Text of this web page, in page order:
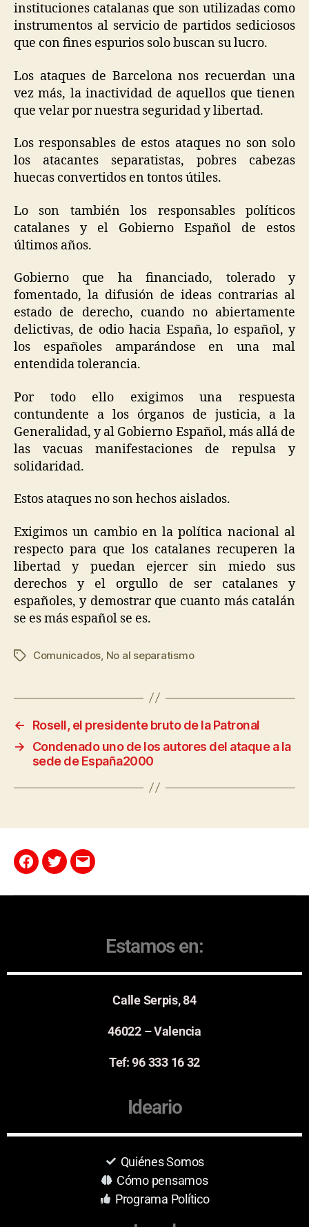
instituciones catalanas que son utilizadas como
instrumentos al servicio de partidos sediciosos
que con fines espurios solo buscan su lucro.
Los ataques de Barcelona nos recuerdan una
vez más, la inactividad de aquellos que tienen
que velar por nuestra seguridad y libertad.
Los responsables de estos ataques no son solo
los atacantes separatistas, pobres cabezas
huecas convertidos en tontos útiles.
Lo son también los responsables políticos
catalanes y el Gobierno Español de estos
últimos años.
Gobierno que ha financiado, tolerado y
fomentado, la difusión de ideas contrarias al
estado de derecho, cuando no abiertamente
delictivas, de odio hacia España, lo español, y
los españoles amparándose en una mal
entendida tolerancia.
Por todo ello exigimos una respuesta
contundente a los órganos de justicia, a la
Generalidad, y al Gobierno Español, más allá de
las vacuas manifestaciones de repulsa y
solidaridad.
Estos ataques no son hechos aislados.
Exigimos un cambio en la política nacional al
respecto para que los catalanes recuperen la
libertad y puedan ejercer sin miedo sus
derechos y el orgullo de ser catalanes y
españoles, y demostrar que cuanto más catalán
se es más español se es.
Comunicados No al separatismo
←
Rosell, el presidente bruto de la Patronal
→
Condenado uno de los autores del ataque a la
sede de España2000
Estamos en:
Calle Serpis, 84
46022 – Valencia
Tef: 96 333 16 32
Ideario
Quiénes Somos
Cómo pensamos
Programa Político